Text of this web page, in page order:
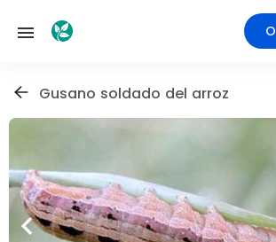
Gusano soldado del arroz